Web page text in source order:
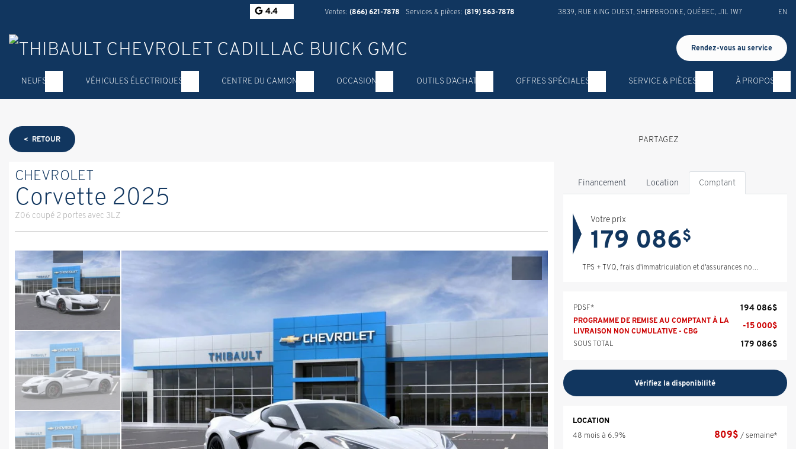
4.4 Ventes: (866) 621-7878 Services & pièces: (819) 563-7878 3839, RUE KING OUEST SHERBROOKE QUÉBEC J1L 1W7 EN
Rendez-vous au service
NEUFS VÉHICULES ÉLECTRIQUES CENTRE DU CAMION OCCASION OUTILS D’ACHAT OFFRES SPÉCIALES SERVICE & PIÈCES À PROPOS
< RETOUR PARTAGEZ
CHEVROLET
Corvette 2025
Z06 coupé 2 portes avec 3LZ
Financement Location Comptant
Votre prix
179 086$
TPS + TVQ, frais d'immatriculation et d'assurances non inclus.
PDSF* 194 086$
PROGRAMME DE REMISE AU COMPTANT À LA
LIVRAISON NON CUMULATIVE - CBG
-15 000$
SOUS TOTAL 179 086$
Vérifiez la disponibilité
LOCATION
48 mois à 6.9%
809$ / semaine*